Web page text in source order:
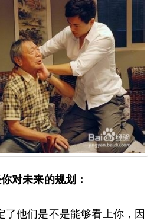
对未来的规划：
了他们是不是能够看上你，因